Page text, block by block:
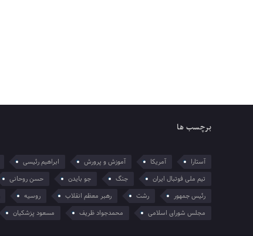
برچسب ها
آستارا آمریکا آموزش و پرورش ابراهیم رئیسی
تیم ملی فوتبال ایران
جنگ جو بایدن حسن روحانی
رئیس جمهور
رشت رهبر معظم انقلاب روسیه
مجلس شورای اسلامی
محمدجواد ظریف مسعود پزشکیان